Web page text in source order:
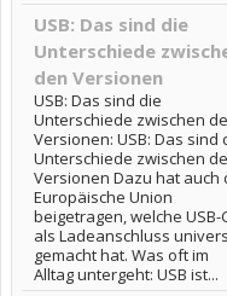
USB: Das sind die
Unterschiede
den Versionen
USB: Das sind die
Unterschiede zwischen
Versionen: USB: Das sind
Unterschiede zwischen
Versionen Dazu hat auch
Europäische Union
beigetragen, welche USB-
als Ladeanschluss
gemacht hat. Was oft im
Alltag untergeht: USB ist...